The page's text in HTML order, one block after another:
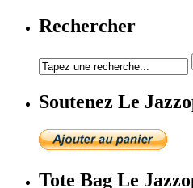
Rechercher
Soutenez Le
Tote Bag Le